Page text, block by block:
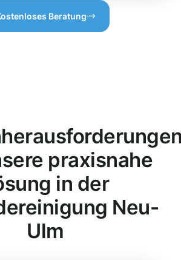
Beratung
praxisnahe
in der
Neu-
Ulm